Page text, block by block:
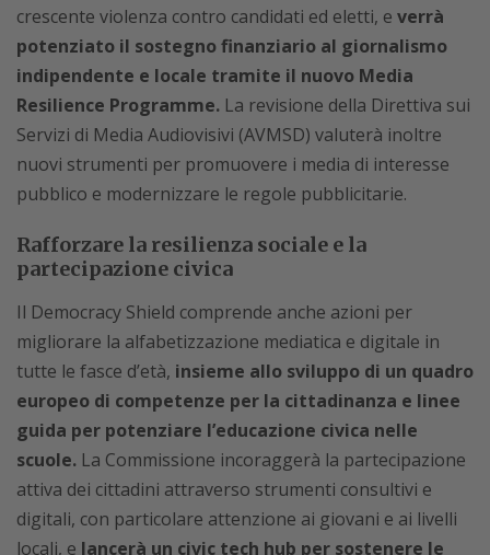
crescente violenza contro candidati ed eletti, e verrà
potenziato il sostegno finanziario al giornalismo
indipendente e locale tramite il nuovo Media
Resilience Programme. La revisione della Direttiva sui
Servizi di Media Audiovisivi (AVMSD) valuterà inoltre
nuovi strumenti per promuovere i media di interesse
pubblico e modernizzare le regole pubblicitarie.
Rafforzare la resilienza sociale e la
partecipazione civica
Il Democracy Shield comprende anche azioni per
migliorare la alfabetizzazione mediatica e digitale in
tutte le fasce d’età, insieme allo sviluppo di un quadro
europeo di competenze per la cittadinanza e linee
guida per potenziare l’educazione civica nelle
scuole. La Commissione incoraggerà la partecipazione
attiva dei cittadini attraverso strumenti consultivi e
digitali, con particolare attenzione ai giovani e ai livelli
locali, e lancerà un civic tech hub per sostenere le